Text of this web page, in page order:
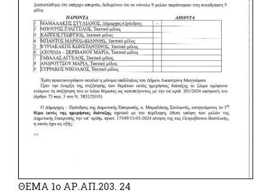
ΘΕΜΑ 1ο ΑΡ.ΑΠ.203. 24